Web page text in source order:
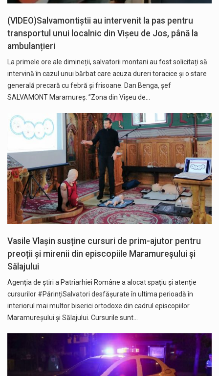
(VIDEO)Salvamontiștii au intervenit la pas pentru
transportul unui localnic din Vișeu de Jos, până la
ambulanțieri
La primele ore ale dimineții, salvatorii montani au fost solicitați să
intervină în cazul unui bărbat care acuza dureri toracice și o stare
generală precară cu febră și frisoane. Dan Benga, șef
SALVAMONT Maramureș: ”Zona din Vișeu de…
Vasile Vlașin susține cursuri de prim-ajutor pentru
preoții și mirenii din episcopiile Maramureșului și
Sălajului
Agenția de știri a Patriarhiei Române a alocat spațiu și atenție
cursurilor #PărințiSalvatori desfășurate în ultima perioadă în
interiorul mai multor biserici ortodoxe din cadrul episcopiilor
Maramureșului și Sălajului. Cursurile sunt…